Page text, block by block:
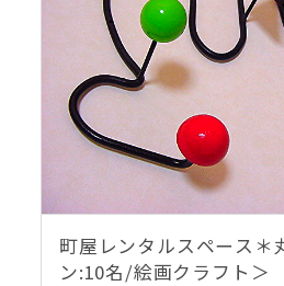
町屋レンタルスペース＊
ン:10名/絵画クラフト＞